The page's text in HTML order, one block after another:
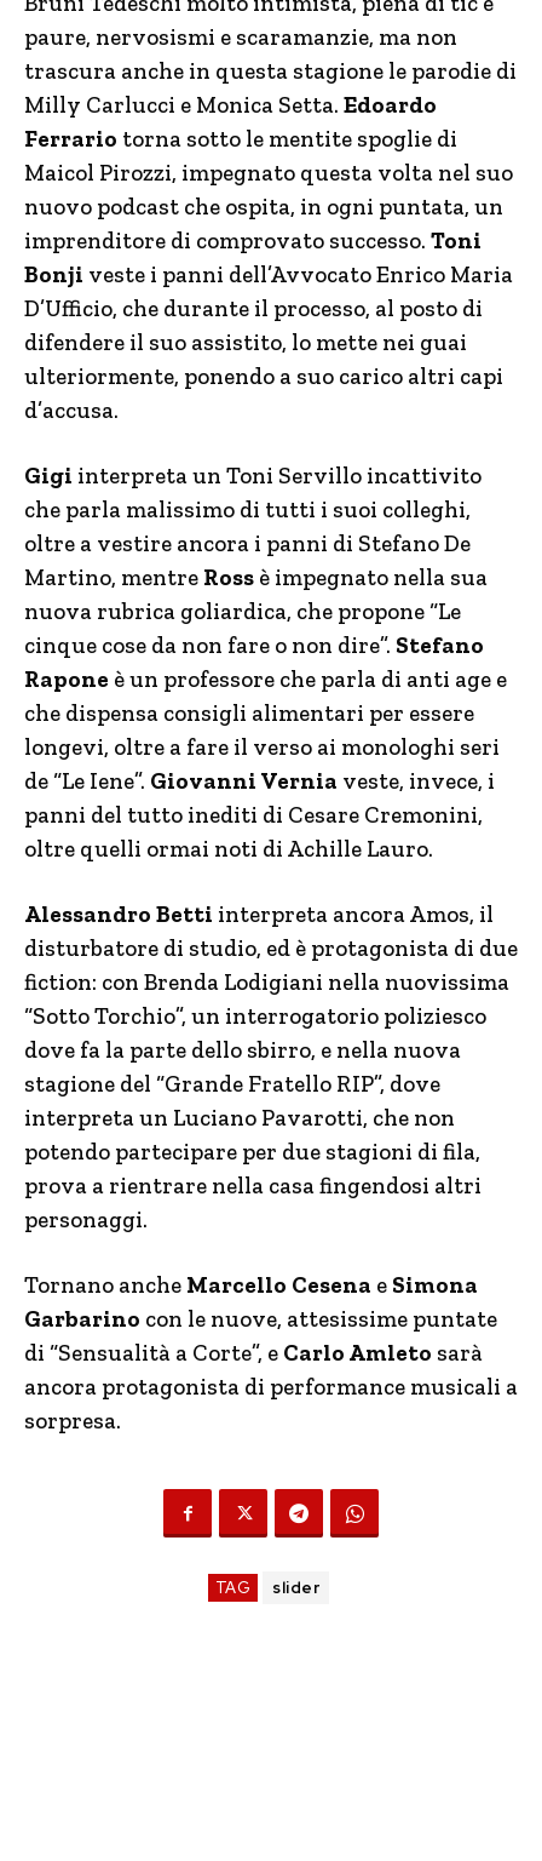
paure, nervosismi e scaramanzie, ma non
trascura anche in questa stagione le parodie di
Milly Carlucci e Monica Setta. Edoardo
Ferrario torna sotto le mentite spoglie di
Maicol Pirozzi, impegnato questa volta nel suo
nuovo podcast che ospita, in ogni puntata, un
imprenditore di comprovato successo. Toni
Bonji veste i panni dell’Avvocato Enrico Maria
D’Ufficio, che durante il processo, al posto di
difendere il suo assistito, lo mette nei guai
ulteriormente, ponendo a suo carico altri capi
d’accusa.
Gigi interpreta un Toni Servillo incattivito
che parla malissimo di tutti i suoi colleghi,
oltre a vestire ancora i panni di Stefano De
Martino, mentre Ross è impegnato nella sua
nuova rubrica goliardica, che propone “Le
cinque cose da non fare o non dire”. Stefano
Rapone è un professore che parla di anti age e
che dispensa consigli alimentari per essere
longevi, oltre a fare il verso ai monologhi seri
de “Le Iene”. Giovanni Vernia veste, invece, i
panni del tutto inediti di Cesare Cremonini,
oltre quelli ormai noti di Achille Lauro.
Alessandro Betti interpreta ancora Amos, il
disturbatore di studio, ed è protagonista di due
fiction: con Brenda Lodigiani nella nuovissima
“Sotto Torchio”, un interrogatorio poliziesco
dove fa la parte dello sbirro, e nella nuova
stagione del “Grande Fratello RIP”, dove
interpreta un Luciano Pavarotti, che non
potendo partecipare per due stagioni di fila,
prova a rientrare nella casa fingendosi altri
personaggi.
Tornano anche Marcello Cesena e Simona
Garbarino con le nuove, attesissime puntate
di “Sensualità a Corte”, e Carlo Amleto sarà
ancora protagonista di performance musicali a
sorpresa.
TAG slider